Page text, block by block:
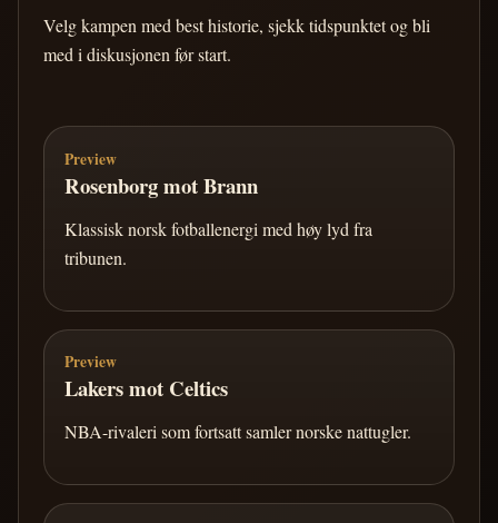
Velg kampen med best historie, sjekk tidspunktet og bli
med i diskusjonen før start.
Preview
Rosenborg mot Brann
Klassisk norsk fotballenergi med høy lyd fra
tribunen.
Preview
Lakers mot Celtics
NBA-rivaleri som fortsatt samler norske nattugler.